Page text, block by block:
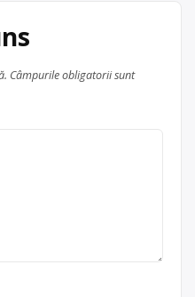
Câmpurile obligatorii sunt